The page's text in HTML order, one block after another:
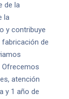
de la
la
y contribuye
de
Ofrecemos
atención
y 1 año de